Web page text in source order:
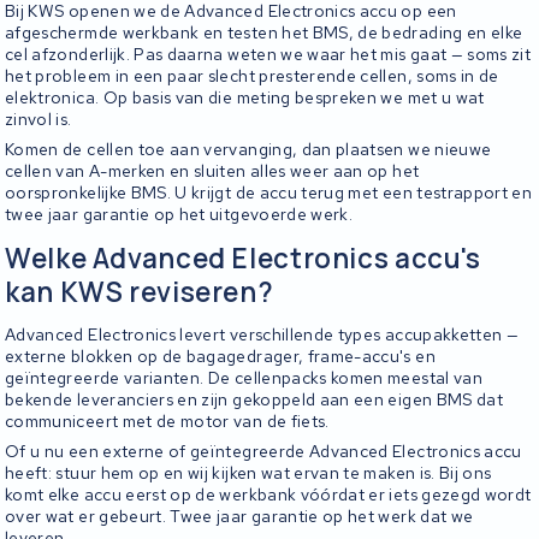
Bij KWS openen we de Advanced Electronics accu op een
afgeschermde werkbank en testen het BMS, de bedrading en elke
cel afzonderlijk. Pas daarna weten we waar het mis gaat — soms zit
het probleem in een paar slecht presterende cellen, soms in de
elektronica. Op basis van die meting bespreken we met u wat
zinvol is.
Komen de cellen toe aan vervanging, dan plaatsen we nieuwe
cellen van A-merken en sluiten alles weer aan op het
oorspronkelijke BMS. U krijgt de accu terug met een testrapport en
twee jaar garantie op het uitgevoerde werk.
Welke Advanced Electronics accu's
kan KWS reviseren?
Advanced Electronics levert verschillende types accupakketten —
externe blokken op de bagagedrager, frame-accu's en
geïntegreerde varianten. De cellenpacks komen meestal van
bekende leveranciers en zijn gekoppeld aan een eigen BMS dat
communiceert met de motor van de fiets.
Of u nu een externe of geïntegreerde Advanced Electronics accu
heeft: stuur hem op en wij kijken wat ervan te maken is. Bij ons
komt elke accu eerst op de werkbank vóórdat er iets gezegd wordt
over wat er gebeurt. Twee jaar garantie op het werk dat we